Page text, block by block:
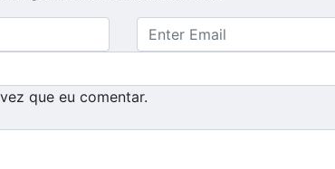
que eu comentar.